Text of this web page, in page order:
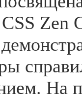
Zen
На